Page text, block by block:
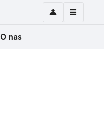
O nas